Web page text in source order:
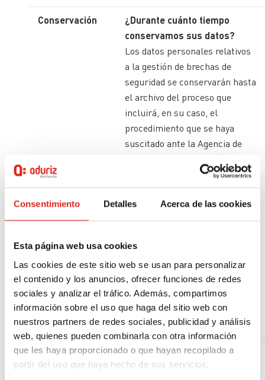
Consentimiento Detalles Acerca de las cookies
Esta página web usa cookies
Las cookies de este sitio web se usan para personalizar
el contenido y los anuncios, ofrecer funciones de redes
sociales y analizar el tráfico. Además, compartimos
información sobre el uso que haga del sitio web con
nuestros partners de redes sociales, publicidad y análisis
web, quienes pueden combinarla con otra información
que les haya proporcionado o que hayan recopilado a
partir del uso que haya hecho de sus servicios.
Conservación
¿Durante cuánto tiempo
conservamos sus datos?
Los datos personales relativos
a la gestión de brechas de
seguridad se conservarán hasta
el archivo del proceso que
incluirá, en su caso, el
procedimiento que se haya
suscitado ante la Agencia de
Protección de Datos y/o de
reclamación, pasando a
bloqueo y permaneciendo en
esta situación durante los
períodos de prescripción
responsabilidades derivadas de
la gestión, pudiendo
mantenerse con posterioridad
a efectos estadísticos sin
referencia a datos personales
concretos.
Derechos
¿Cuáles son sus derechos
cuando nos facilita sus